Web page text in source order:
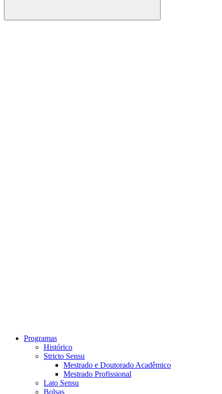
Buscar
Programas
Histórico
Stricto Sensu
Mestrado e Doutorado Acadêmico
Mestrado Profissional
Lato Sensu
Bolsas